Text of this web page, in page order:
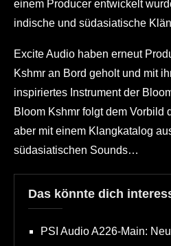
einem Producer entwickelt
indische und südasiatische
Excite Audio haben erneut
Kshmr an Bord geholt und mit
inspiriertes Instrument der
Bloom Kshmr folgt dem Vorbild
aber mit einem Klangkatalog
südasiatischen Sounds…
Das könnte dich
PSI Audio A226-Main: